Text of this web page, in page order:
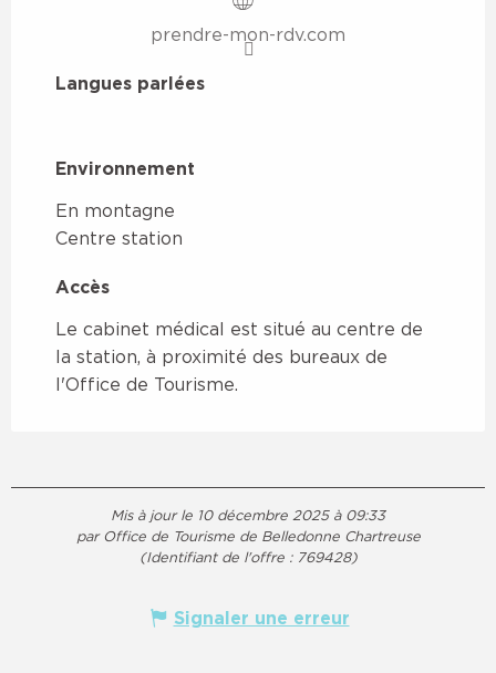
prendre-mon-rdv.com
Langues parlées
Langues parlées
Environnement
Environnement
En montagne
Centre station
Accès
Accès
Le cabinet médical est situé au centre de
la station, à proximité des bureaux de
l'Office de Tourisme.
Mis à jour le 10 décembre 2025 à 09:33
par Office de Tourisme de Belledonne Chartreuse
(Identifiant de l'offre : 769428)
Signaler une erreur